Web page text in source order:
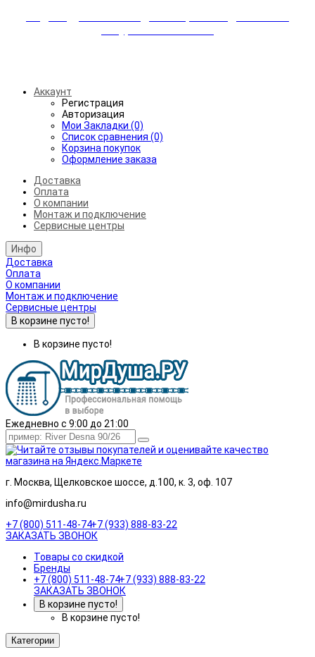
Аккаунт
Регистрация
Авторизация
Мои Закладки (0)
Список сравнения (0)
Корзина покупок
Оформление заказа
Доставка
Оплата
О компании
Монтаж и подключение
Сервисные центры
Инфо
Доставка
Оплата
О компании
Монтаж и подключение
Сервисные центры
В корзине пусто!
В корзине пусто!
Ежедневно с 9:00 до 21:00
г. Москва, Щелковское шоссе, д.100, к. 3, оф. 107
info@mirdusha.ru
+7 (800) 511-48-74+7 (933) 888-83-22
ЗАКАЗАТЬ ЗВОНОК
Товары со скидкой
Бренды
+7 (800) 511-48-74+7 (933) 888-83-22
ЗАКАЗАТЬ ЗВОНОК
В корзине пусто!
В корзине пусто!
Категории